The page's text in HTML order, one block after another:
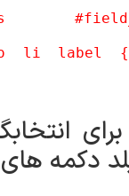
li label
دکمه‌ های